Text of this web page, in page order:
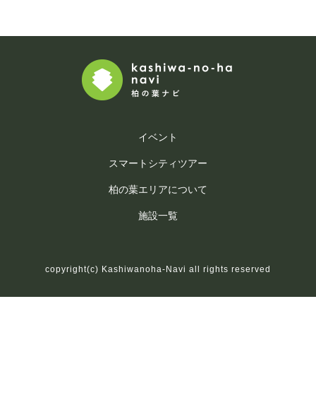
イベント
スマートシティツアー
柏の葉エリアについて
施設一覧
copyright(c) Kashiwanoha-Navi all rights reserved